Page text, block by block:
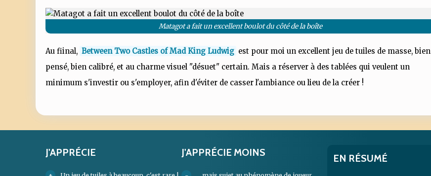
Matagot a fait un excellent boulot du côté de la boîte
Au fiinal, Between Two Castles of Mad King Ludwig est pour moi un excellent jeu de tuiles de masse, bien
pensé, bien calibré, et au charme visuel "désuet" certain. Mais a réserver à des tablées qui veulent un
minimum s'investir ou s'employer, afin d'éviter de casser l'ambiance ou lieu de la créer !
J'APPRÉCIE J'APPRÉCIE MOINS EN RÉSUMÉ